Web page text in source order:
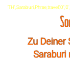
Zu Deiner
Saraburi